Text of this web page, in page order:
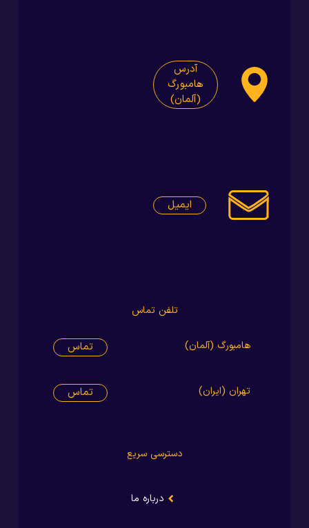
دسترسی سریع
درباره ما
تلفن تماس
هامبورگ (آلمان) تماس
تهران (ایران) تماس
آدرس
هامبورگ
(آلمان)
ایمیل